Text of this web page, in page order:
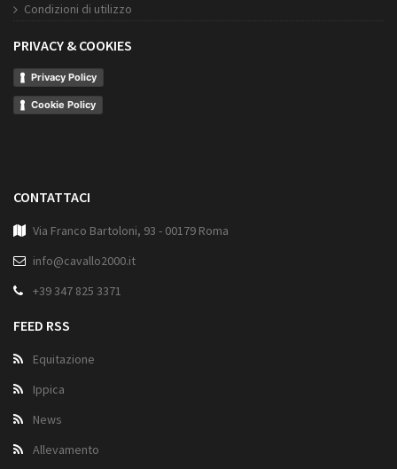
Condizioni di utilizzo
PRIVACY & COOKIES
Privacy Policy
Cookie Policy
CONTATTACI
Via Franco Bartoloni, 93 - 00179 Roma
info@cavallo2000.it
+39 347 825 3371
FEED RSS
Equitazione
Ippica
News
Allevamento